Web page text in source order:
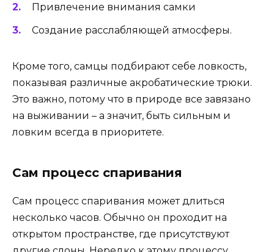
Привлечение внимания самки
Создание расслабляющей атмосферы.
Кроме того, самцы подбирают себе ловкость,
показывая различные акробатические трюки.
Это важно, потому что в природе все завязано
на выживании – а значит, быть сильным и
ловким всегда в приоритете.
Сам процесс спаривания
Сам процесс спаривания может длиться
несколько часов. Обычно он проходит на
открытом пространстве, где присутствуют